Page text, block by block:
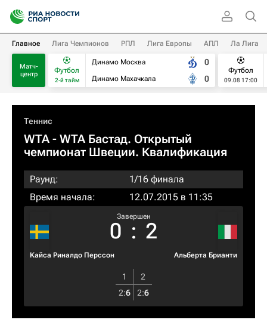
Главное Лига Чемпионов РПЛ Лига Европы АПЛ Ла Лига
Матч-
центр
Футбол
2-й тайм
Динамо Москва
Динамо Махачкала
0
0
Футбол
09.08 17:00
Теннис
WTA- WTA Бастад. Открытый
чемпионат Швеции. Квалификация
Раунд:
1/16 финала
Время начала:
12.07.2015 в 11:35
Кайса Риналдо Перссон
Завершен
0 : 2
Альберта Брианти
1
2
2:6 2:6